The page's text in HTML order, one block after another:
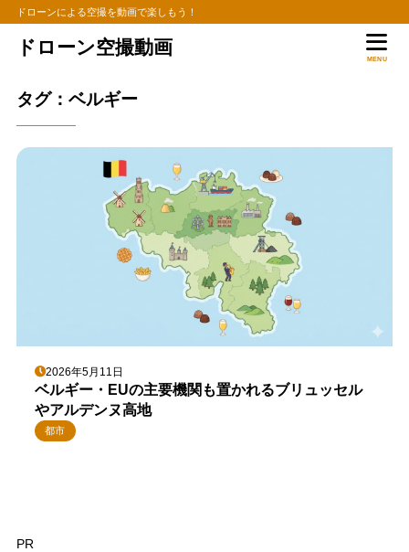
ドローンによる空撮を動画で楽しもう！
ドローン空撮動画
MENU
タグ：ベルギー
2026年5月11日
ベルギー・EUの主要機関も置かれるブリュッセル
やアルデンヌ高地
都市
PR